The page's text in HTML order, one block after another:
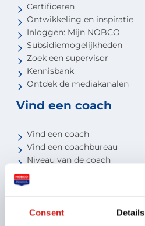
Consent Details
Certificeren
Ontwikkeling en inspiratie
Inloggen: Mijn NOBCO
Subsidiemogelijkheden
Zoek een supervisor
Kennisbank
Ontdek de mediakanalen
Vind een coach
Vind een coach
Vind een coachbureau
Niveau van de coach
Voor studenten